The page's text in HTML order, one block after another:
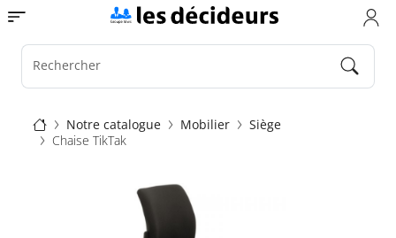
Aller
au
contenu
principal
Toggle navigation
Rechercher
Fil
d'Ariane
Notre catalogue Mobilier
Siège
Chaise TikTak